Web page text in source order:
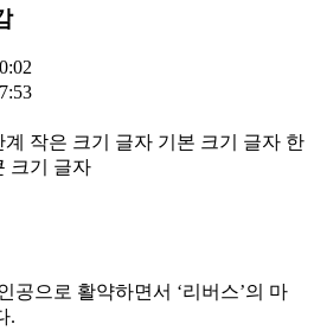
계 작은 크기 글자 기본 크기 글자 한
크기 글자
공으로 활약하면서 ‘리버스’의 마
.